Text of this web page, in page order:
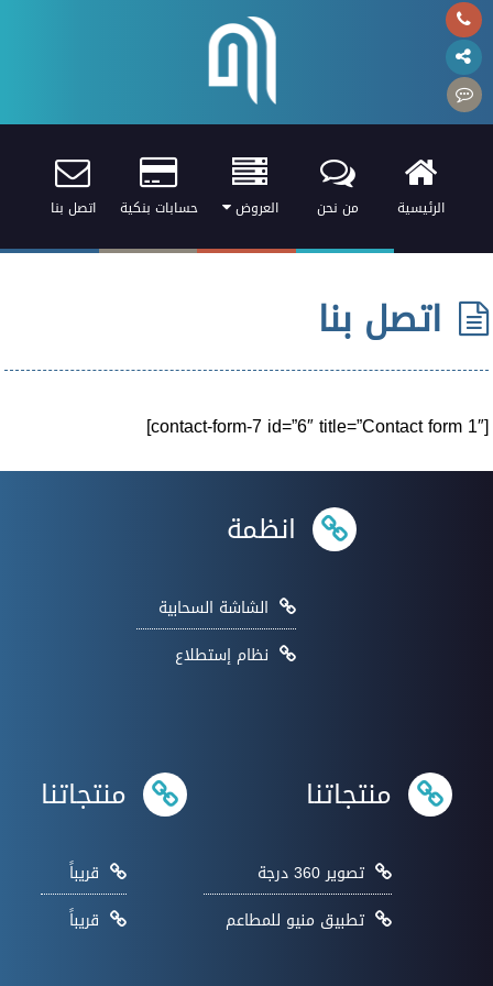
الرئيسية من نحن العروض حسابات بنكية اتصل بنا
اتصل بنا
[contact-form-7 id=”6″ title=”Contact form 1″]
انظمة
الشاشة السحابية
نظام إستطلاع
منتجاتنا
تصوير 360 درجة
تطبيق منيو للمطاعم
منتجاتنا
قريباً
قريباً